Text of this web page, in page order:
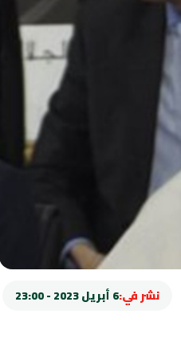
نشر في:6 أبريل 2023 - 23:00